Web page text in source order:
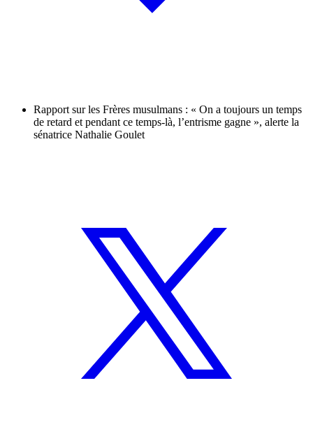
Rapport sur les Frères musulmans : « On a toujours un temps
de retard et pendant ce temps-là, l’entrisme gagne », alerte la
sénatrice Nathalie Goulet